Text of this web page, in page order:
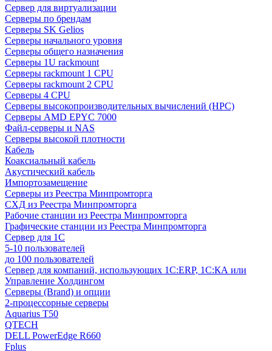
Сервер для виртуализации
Серверы по брендам
Серверы SK Gelios
Серверы начального уровня
Серверы общего назначения
Серверы 1U rackmount
Серверы rackmount 1 CPU
Серверы rackmount 2 CPU
Серверы 4 CPU
Серверы высокопроизводительных вычислений (HPC)
Серверы AMD EPYC 7000
Файл-серверы и NAS
Серверы высокой плотности
Кабель
Коаксиальный кабель
Акустический кабель
Импортозамещение
Серверы из Реестра Минпромторга
СХД из Реестра Минпромторга
Рабочие станции из Реестра Минпромторга
Графические станции из Реестра Минпромторга
Сервер для 1С
5-10 пользователей
до 100 пользователей
Сервер для компаний, использующих 1C:ERP, 1С:КА или
Управление Холдингом
Серверы (Brand) и опции
2-процессорные серверы
Aquarius T50
QTECH
DELL PowerEdge R660
Fplus